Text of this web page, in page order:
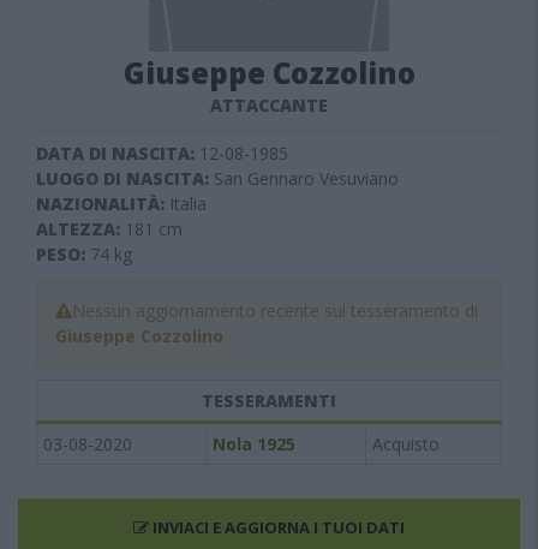
Giuseppe Cozzolino
ATTACCANTE
DATA DI NASCITA: 12-08-1985
LUOGO DI NASCITA: San Gennaro Vesuviano
NAZIONALITÀ: Italia
ALTEZZA: 181 cm
PESO: 74 kg
Nessun aggiornamento recente sul tesseramento di
Giuseppe Cozzolino
TESSERAMENTI
03-08-2020
Nola 1925 Acquisto
INVIACI E AGGIORNA I TUOI DATI